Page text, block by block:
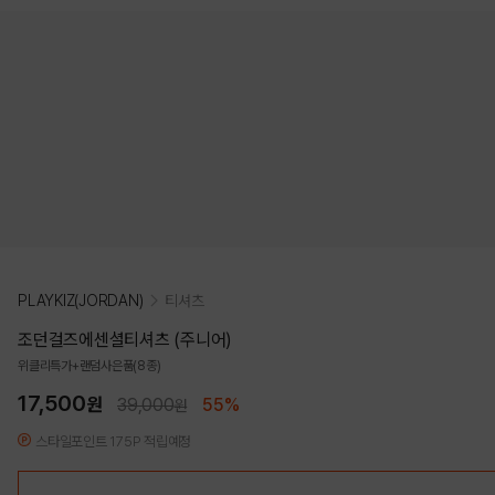
PLAYKIZ(JORDAN) 티셔츠
조던걸즈에센셜티셔츠 (주니어)
위클리특가+랜덤사은품(8종)
17,500원 39,000원 55%
스타일포인트 175P 적립예정